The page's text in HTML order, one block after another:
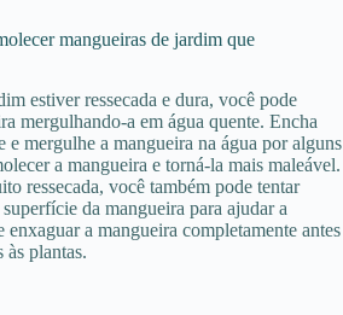
mangueiras de jardim que
estiver ressecada e dura, você pode
mergulhando-a em água quente. Encha
e mergulhe a mangueira na água por alguns
a mangueira e torná-la mais maleável.
ressecada, você também pode tentar
da mangueira para ajudar a
a mangueira completamente antes
às plantas.